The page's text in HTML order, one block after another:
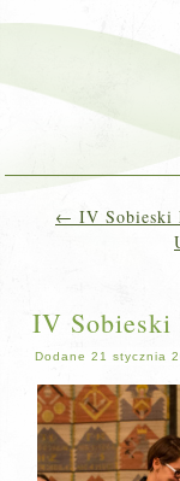
← IV Sobieski
IV Sobieski
Dodane 21 stycznia